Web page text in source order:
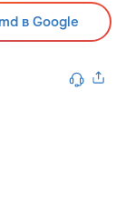
в Google